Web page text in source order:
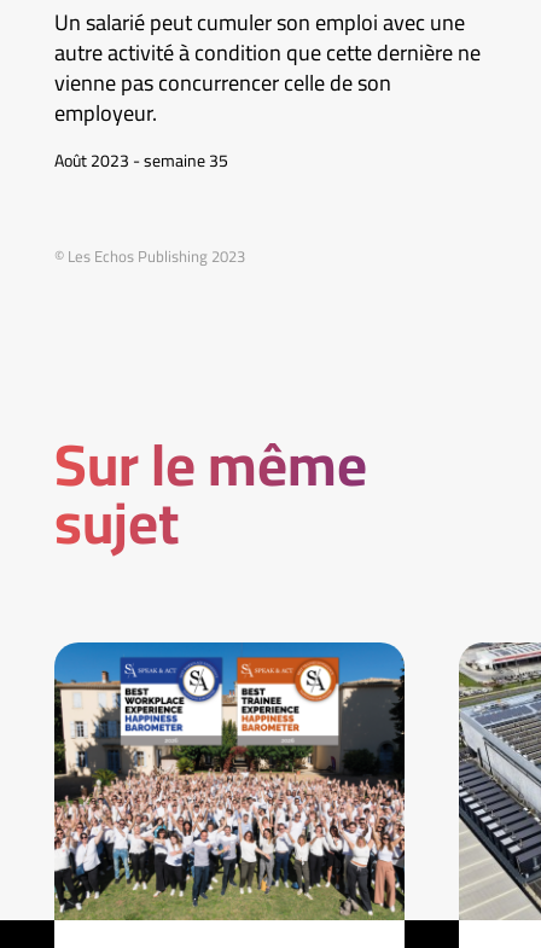
Un salarié peut cumuler son emploi avec une
autre activité à condition que cette dernière ne
vienne pas concurrencer celle de son
employeur.
Août 2023 - semaine 35
© Les Echos Publishing 2023
Sur le même
sujet